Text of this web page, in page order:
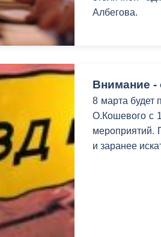
Албегова.
Внимание -
8 марта будет
О.Кошевого с
мероприятий.
и заранее